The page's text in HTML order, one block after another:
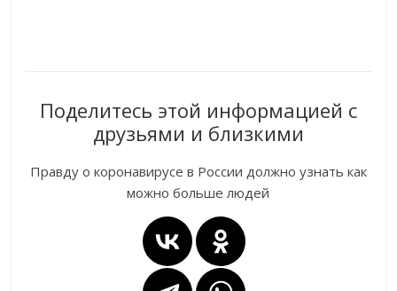
Поделитесь этой информацией с
друзьями и близкими
Правду о коронавирусе в России должно узнать как
можно больше людей